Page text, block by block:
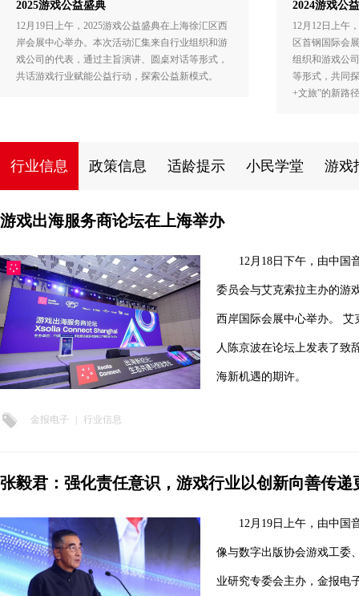
2025游戏公益盛典
12月19日上午，2025游戏公益盛典在上海徐汇区西
岸会展中心举办。本次活动汇集来自行业组织和游
戏公司的代表，通过主旨演讲、圆桌对话等形式，
共话游戏行业赋能公益行动，探索公益新模式。
2024游戏公
12月12日上午
区首钢国际会
组织和游戏公
等形式，共同
+文旅”的新路
行业信息 政策信息 适龄提示 小民学堂 游戏
游戏出海服务商论坛在上海举办
12月18日下午，由中国
委员会与艾克索拉主办的游
西岸国际会展中心举办。
人陈京波在论坛上发表了致
海新机遇的期许。
金报电子 行业信息
张毅君：强化责任意识，游戏行业以创新向善传递
12月19日上午，由中国
像与数字出版协会游戏工委
业研究专委会主办，金报电